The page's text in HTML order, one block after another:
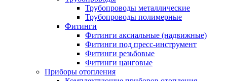
Трубопроводы металлические
Трубопроводы полимерные
Фитинги
Фитинги аксиальные (надвижные)
Фитинги под пресс-инструмент
Фитинги резьбовые
Фитинги цанговые
Приборы отопления